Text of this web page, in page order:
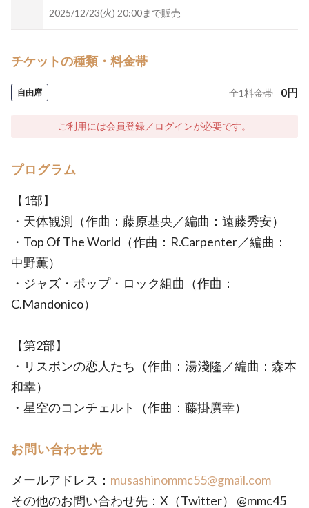
2025/12/23(火) 20:00まで販売
チケットの種類・料金帯
自由席 全1料金帯 0円
ご利用には会員登録／ログインが必要です。
プログラム
【1部】
・天体観測（作曲：藤原基央／編曲：遠藤秀安）
・Top Of The World（作曲：R.Carpenter／編曲：
中野薫）
・ジャズ・ポップ・ロック組曲（作曲：
C.Mandonico）
【第2部】
・リスボンの恋人たち（作曲：湯淺隆／編曲：森本
和幸）
・星空のコンチェルト（作曲：藤掛廣幸）
お問い合わせ先
メールアドレス： musashinommc55@gmail.com
その他のお問い合わせ先：X（Twitter） @mmc45